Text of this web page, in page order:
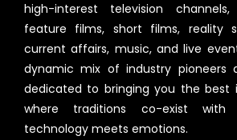
high-interest television
feature films, short films, reality
current affairs, music, and live
dynamic mix of industry pioneers
dedicated to bringing you the best
where traditions co-exist with
technology meets emotions.